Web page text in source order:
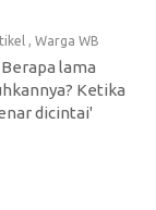
, Warga WB
lama
Ketika
dicintai'